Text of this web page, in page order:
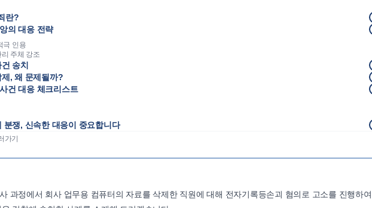
란?
의 대응 전략
극 인용
주체 강조
송치
, 왜 문제될까?
건 대응 체크리스트
분쟁, 신속한 대응이 중요합니다
가기
과정에서 회사 업무용 컴퓨터의 자료를 삭제한 직원에 대해 전자기록등손괴 혐의로 고소를 진행하